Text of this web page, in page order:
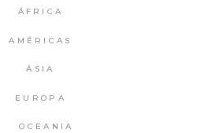
ÁFRICA
AMÉRICAS
ÁSIA
EUROPA
OCEANIA